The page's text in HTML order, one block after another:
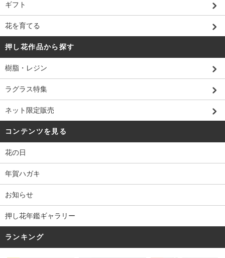
ギフト
花を育てる
押し花作品から探す
樹脂・レジン
ラグラス特集
ネット限定販売
コンテンツを見る
花の日
年賀ハガキ
お知らせ
押し花年鑑ギャラリー
ランキング